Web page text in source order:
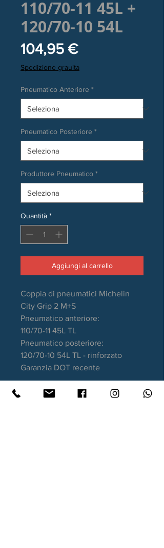
110/70-11 45L +
120/70-10 54L
104,95 €Prezzo
Spedizione grauita
Pneumatico Anteriore *
Pneumatico Posteriore *
Produttore Pneumatico *
Quantità *
Aggiungi al carrello
Coppia di pneumatici Michelin
City Grip 2 M+S
Pneumatico anteriore:
110/70-11 45L TL
Pneumatico posteriore:
120/70-10 54L TL - rinforzato
Garanzia DOT recente